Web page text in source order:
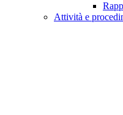
Attività e